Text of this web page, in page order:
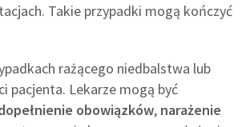
Takie przypadki mogą kończyć
rażącego niedbalstwa lub
pacjenta. Lekarze mogą być
obowiązków, narażenie